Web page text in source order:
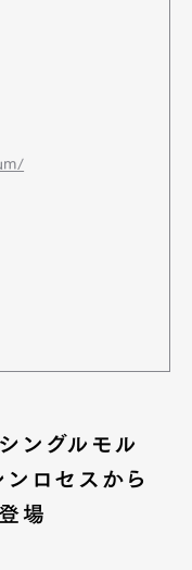
ングルモル
ンロセスから
場